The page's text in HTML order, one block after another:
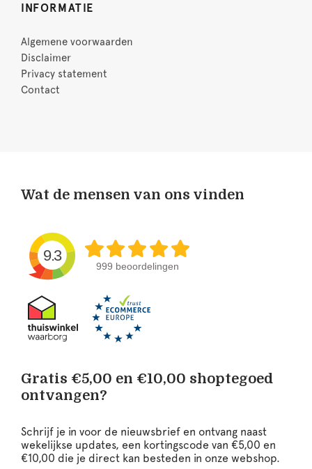
INFORMATIE
Algemene voorwaarden
Disclaimer
Privacy statement
Contact
Wat de mensen van ons vinden
9.3
999 beoordelingen
Gratis €5,00 en €10,00 shoptegoed
ontvangen?
Schrijf je in voor de nieuwsbrief en ontvang naast
wekelijkse updates, een kortingscode van €5,00 en
€10,00 die je direct kan besteden in onze webshop.